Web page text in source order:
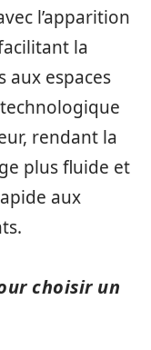
l’apparition
la
aux espaces
rendant la
plus fluide et
aux
choisir un